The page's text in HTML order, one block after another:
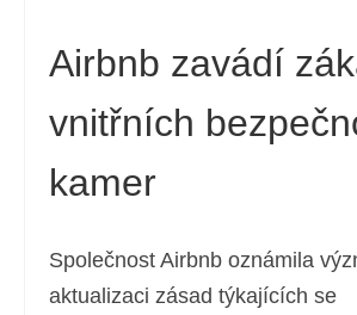
Airbnb zavádí
vnitřních
kamer
Společnost Airbnb oznámila
aktualizaci zásad týkajících se